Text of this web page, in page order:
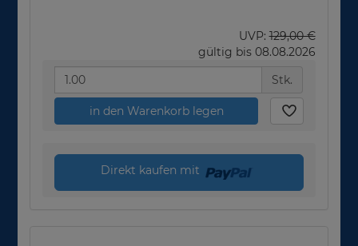
UVP:129,00 €
gültig bis 08.08.2026
Stk.
in den Warenkorb legen
Direkt kaufen mit